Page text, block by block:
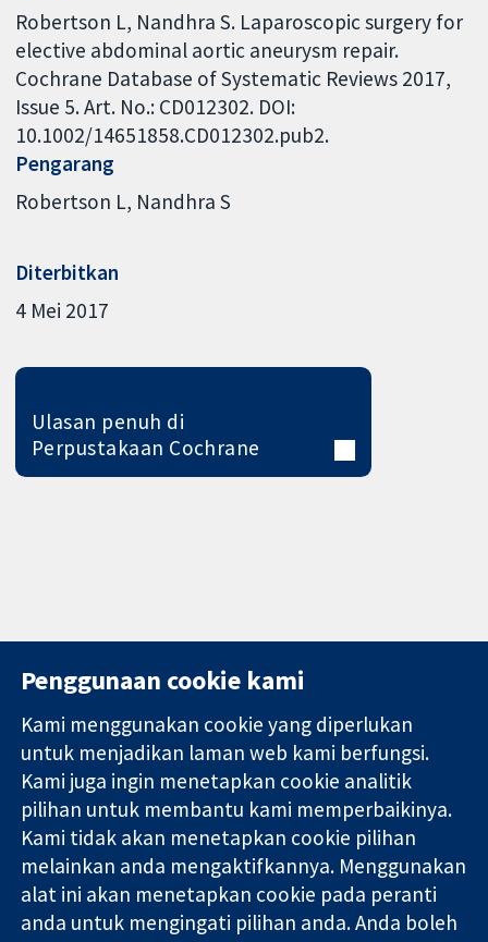
Robertson L, Nandhra S. Laparoscopic surgery for
elective abdominal aortic aneurysm repair.
Cochrane Database of Systematic Reviews 2017,
Issue 5. Art. No.: CD012302. DOI:
10.1002/14651858.CD012302.pub2.
Pengarang
Robertson L Nandhra S
Diterbitkan
4 Mei 2017
Ulasan penuh di
Perpustakaan Cochrane
Bukti yang
dipercayai.
keputusan
termaklum
Kesihatan yang
lebih baik
11-13 Cavendish
Square
London
W1G 0AN
United Kingdom
Hubungi kita
Berita
Pejabat
akhbar
Perihal Kami
Pekerjaan
Cochrane
Library
Penggunaan cookie kami
Kami menggunakan cookie yang diperlukan
untuk menjadikan laman web kami berfungsi.
Kami juga ingin menetapkan cookie analitik
pilihan untuk membantu kami memperbaikinya.
Kami tidak akan menetapkan cookie pilihan
melainkan anda mengaktifkannya. Menggunakan
alat ini akan menetapkan cookie pada peranti
anda untuk mengingati pilihan anda. Anda boleh